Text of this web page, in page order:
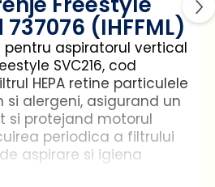
737076 (IHFFML)
pentru aspiratorul vertical
SVC216, cod
HEPA retine particulele
si alergeni, asigurand un
si protejand motorul
periodica a filtrului
aspirare si igiena